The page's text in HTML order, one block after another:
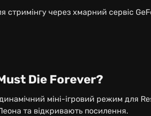
через хмарний сервіс
Die Forever?
міні-ігровий режим для
та відкривають посилення.